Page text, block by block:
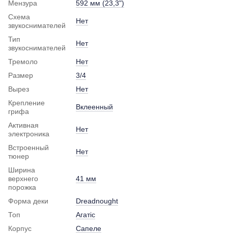
Мензура
592 мм (23,3")
Схема
звукоснимателей
Нет
Тип
звукоснимателей
Нет
Тремоло
Нет
Размер
3/4
Вырез
Нет
Крепление
грифа
Вклеенный
Активная
электроника
Нет
Встроенный
тюнер
Нет
Ширина
верхнего
порожка
41 мм
Форма деки
Dreadnought
Топ
Агатіс
Корпус
Сапеле